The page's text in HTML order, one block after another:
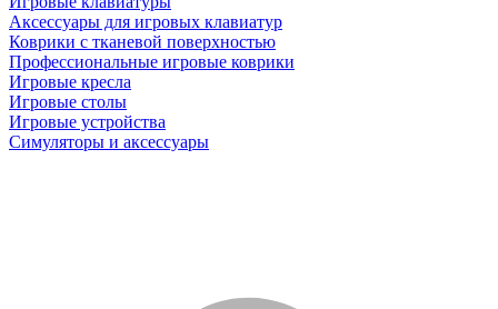
Аксессуары для игровых клавиатур
Коврики с тканевой поверхностью
Профессиональные игровые коврики
Игровые кресла
Игровые столы
Игровые устройства
Симуляторы и аксессуары